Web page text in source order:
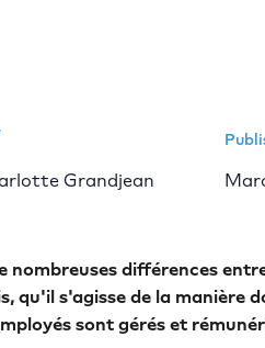
Grandjean
nombreuses différences
qu'il s'agisse de la manière
sont gérés et